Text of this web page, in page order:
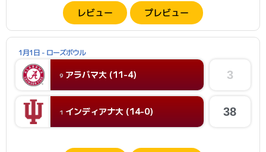
レビュー プレビュー
1月1日 - ローズボウル
9 アラバマ大 (11-4) 3
1 インディアナ大 (14-0) 38